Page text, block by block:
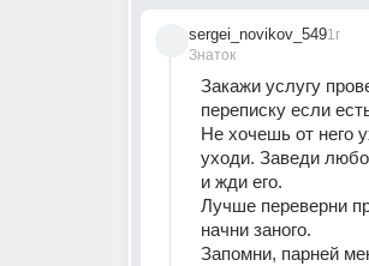
sergei_novikov_549
Знаток
1г
Закажи услугу
переписку если
Не хочешь от него
уходи. Заведи
и жди его.
Лучше переверни
начни заного.
Запомни, парней